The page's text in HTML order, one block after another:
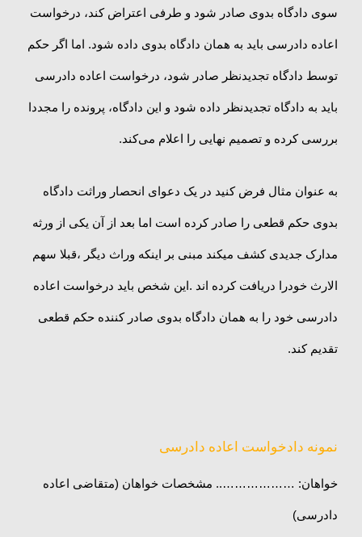
سوی دادگاه بدوی صادر شود و طرفی اعتراض کند، درخواست
اعاده دادرسی باید به همان دادگاه بدوی داده شود. اما اگر حکم
توسط دادگاه تجدیدنظر صادر شود، درخواست اعاده دادرسی
باید به دادگاه تجدیدنظر داده شود و این دادگاه، پرونده را مجددا
بررسی کرده و تصمیم نهایی را اعلام می‌کند.
به عنوان مثال فرض کنید در یک دعوای انحصار وراثت دادگاه
بدوی حکم قطعی را صادر کرده است اما بعد از آن یکی از ورثه
مدارک جدیدی کشف میکند مبنی بر اینکه وراث دیگر ،قبلا سهم
الارث خودرا دریافت کرده اند .این شخص باید درخواست اعاده
دادرسی خود را به همان دادگاه بدوی صادر کننده حکم قطعی
تقدیم کند.
نمونه دادخواست اعاده دادرسی
خواهان: ……………….. مشخصات خواهان (متقاضی اعاده
دادرسی)